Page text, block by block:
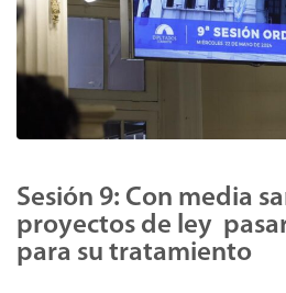
Sesión 9: Con media
proyectos de ley
para su tratamiento